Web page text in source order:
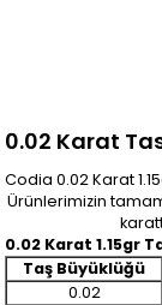
0.02 Karat
Codia 0.02 Karat
Ürünlerimizin
0.02 Karat 1.15gr
Taş Büyüklüğü
0.02